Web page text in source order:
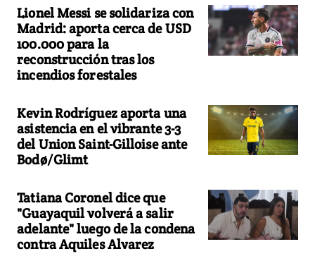
Lionel Messi se solidariza con
Madrid: aporta cerca de USD
100.000 para la
reconstrucción tras los
incendios forestales
Kevin Rodríguez aporta una
asistencia en el vibrante 3-3
del Union Saint-Gilloise ante
Bodø/Glimt
Tatiana Coronel dice que
"Guayaquil volverá a salir
adelante" luego de la condena
contra Aquiles Alvarez